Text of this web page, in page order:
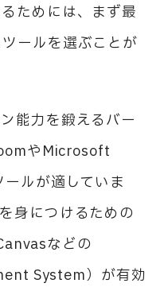
ためには、まず最
ールを選ぶことが
能力を鍛えるバー
やMicrosoft
ルが適していま
身につけるための
などの
System）が有効